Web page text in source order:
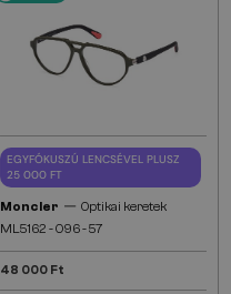
EGYFÓKUSZÚ LENCSÉVEL PLUSZ
25 000 FT
Moncler — Optikai keretek
ML5162 - 096 - 57
48 000 Ft